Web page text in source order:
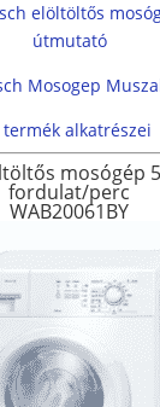
elöltöltős
útmutató
Mosogep
termék alkatrészei
mosógép
fordulat/perc
WAB20061BY